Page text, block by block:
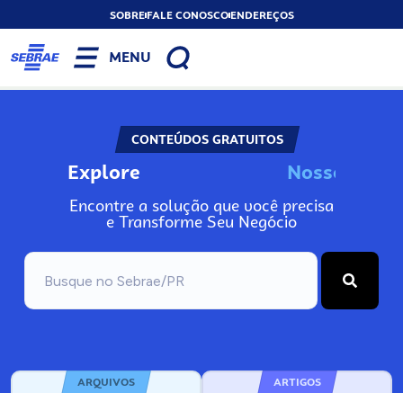
SOBREFALE CONOSCOENDEREÇOS
MENU
CONTEÚDOS GRATUITOS
Explore Nosso
Encontre a solução que você precisa
e Transforme Seu Negócio
ARQUIVOS ARTIGOS